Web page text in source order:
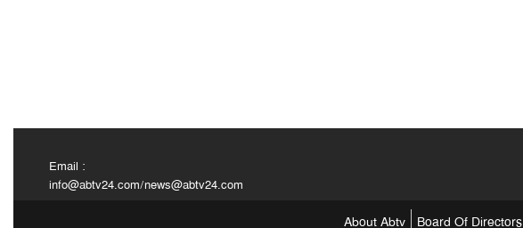
Email :
info@abtv24.com/news@abtv24.com
About Abtv Board Of Directors